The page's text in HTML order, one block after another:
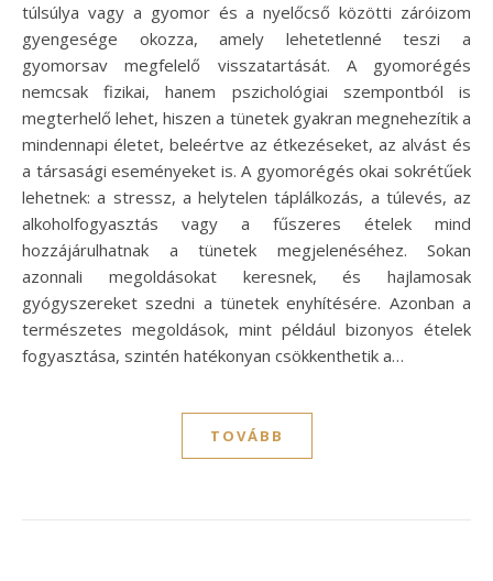
túlsúlya vagy a gyomor és a nyelőcső közötti záróizom
gyengesége okozza, amely lehetetlenné teszi a
gyomorsav megfelelő visszatartását. A gyomorégés
nemcsak fizikai, hanem pszichológiai szempontból is
megterhelő lehet, hiszen a tünetek gyakran megnehezítik a
mindennapi életet, beleértve az étkezéseket, az alvást és
a társasági eseményeket is. A gyomorégés okai sokrétűek
lehetnek: a stressz, a helytelen táplálkozás, a túlevés, az
alkoholfogyasztás vagy a fűszeres ételek mind
hozzájárulhatnak a tünetek megjelenéséhez. Sokan
azonnali megoldásokat keresnek, és hajlamosak
gyógyszereket szedni a tünetek enyhítésére. Azonban a
természetes megoldások, mint például bizonyos ételek
fogyasztása, szintén hatékonyan csökkenthetik a…
TOVÁBB